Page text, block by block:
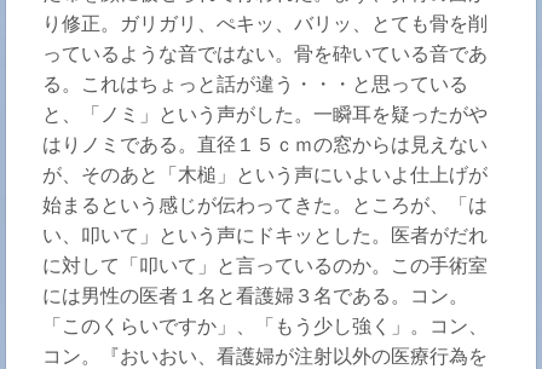
り修正。ガリガリ、ぺキッ、バリッ、とても骨を削
っているような音ではない。骨を砕いている音であ
る。これはちょっと話が違う・・・と思っている
と、「ノミ」という声がした。一瞬耳を疑ったがや
はりノミである。直径１５ｃｍの窓からは見えない
が、そのあと「木槌」という声にいよいよ仕上げが
始まるという感じが伝わってきた。ところが、「は
い、叩いて」という声にドキッとした。医者がだれ
に対して「叩いて」と言っているのか。この手術室
には男性の医者１名と看護婦３名である。コン。
「このくらいですか」、「もう少し強く」。コン、
コン。『おいおい、看護婦が注射以外の医療行為を